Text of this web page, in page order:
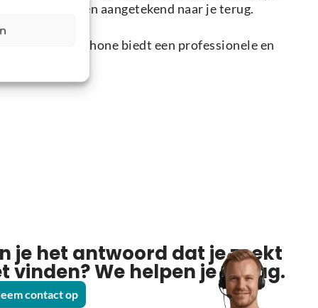
veilig en aangetekend naar je terug.
Holysmartphone biedt een professionele en
je het antwoord dat je zoekt
vinden? We helpen je graag.
contact op